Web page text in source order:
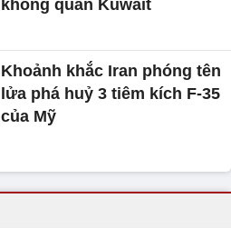
không quân Kuwait
Khoảnh khắc Iran phóng tên
lửa phá huỷ 3 tiêm kích F-35
của Mỹ